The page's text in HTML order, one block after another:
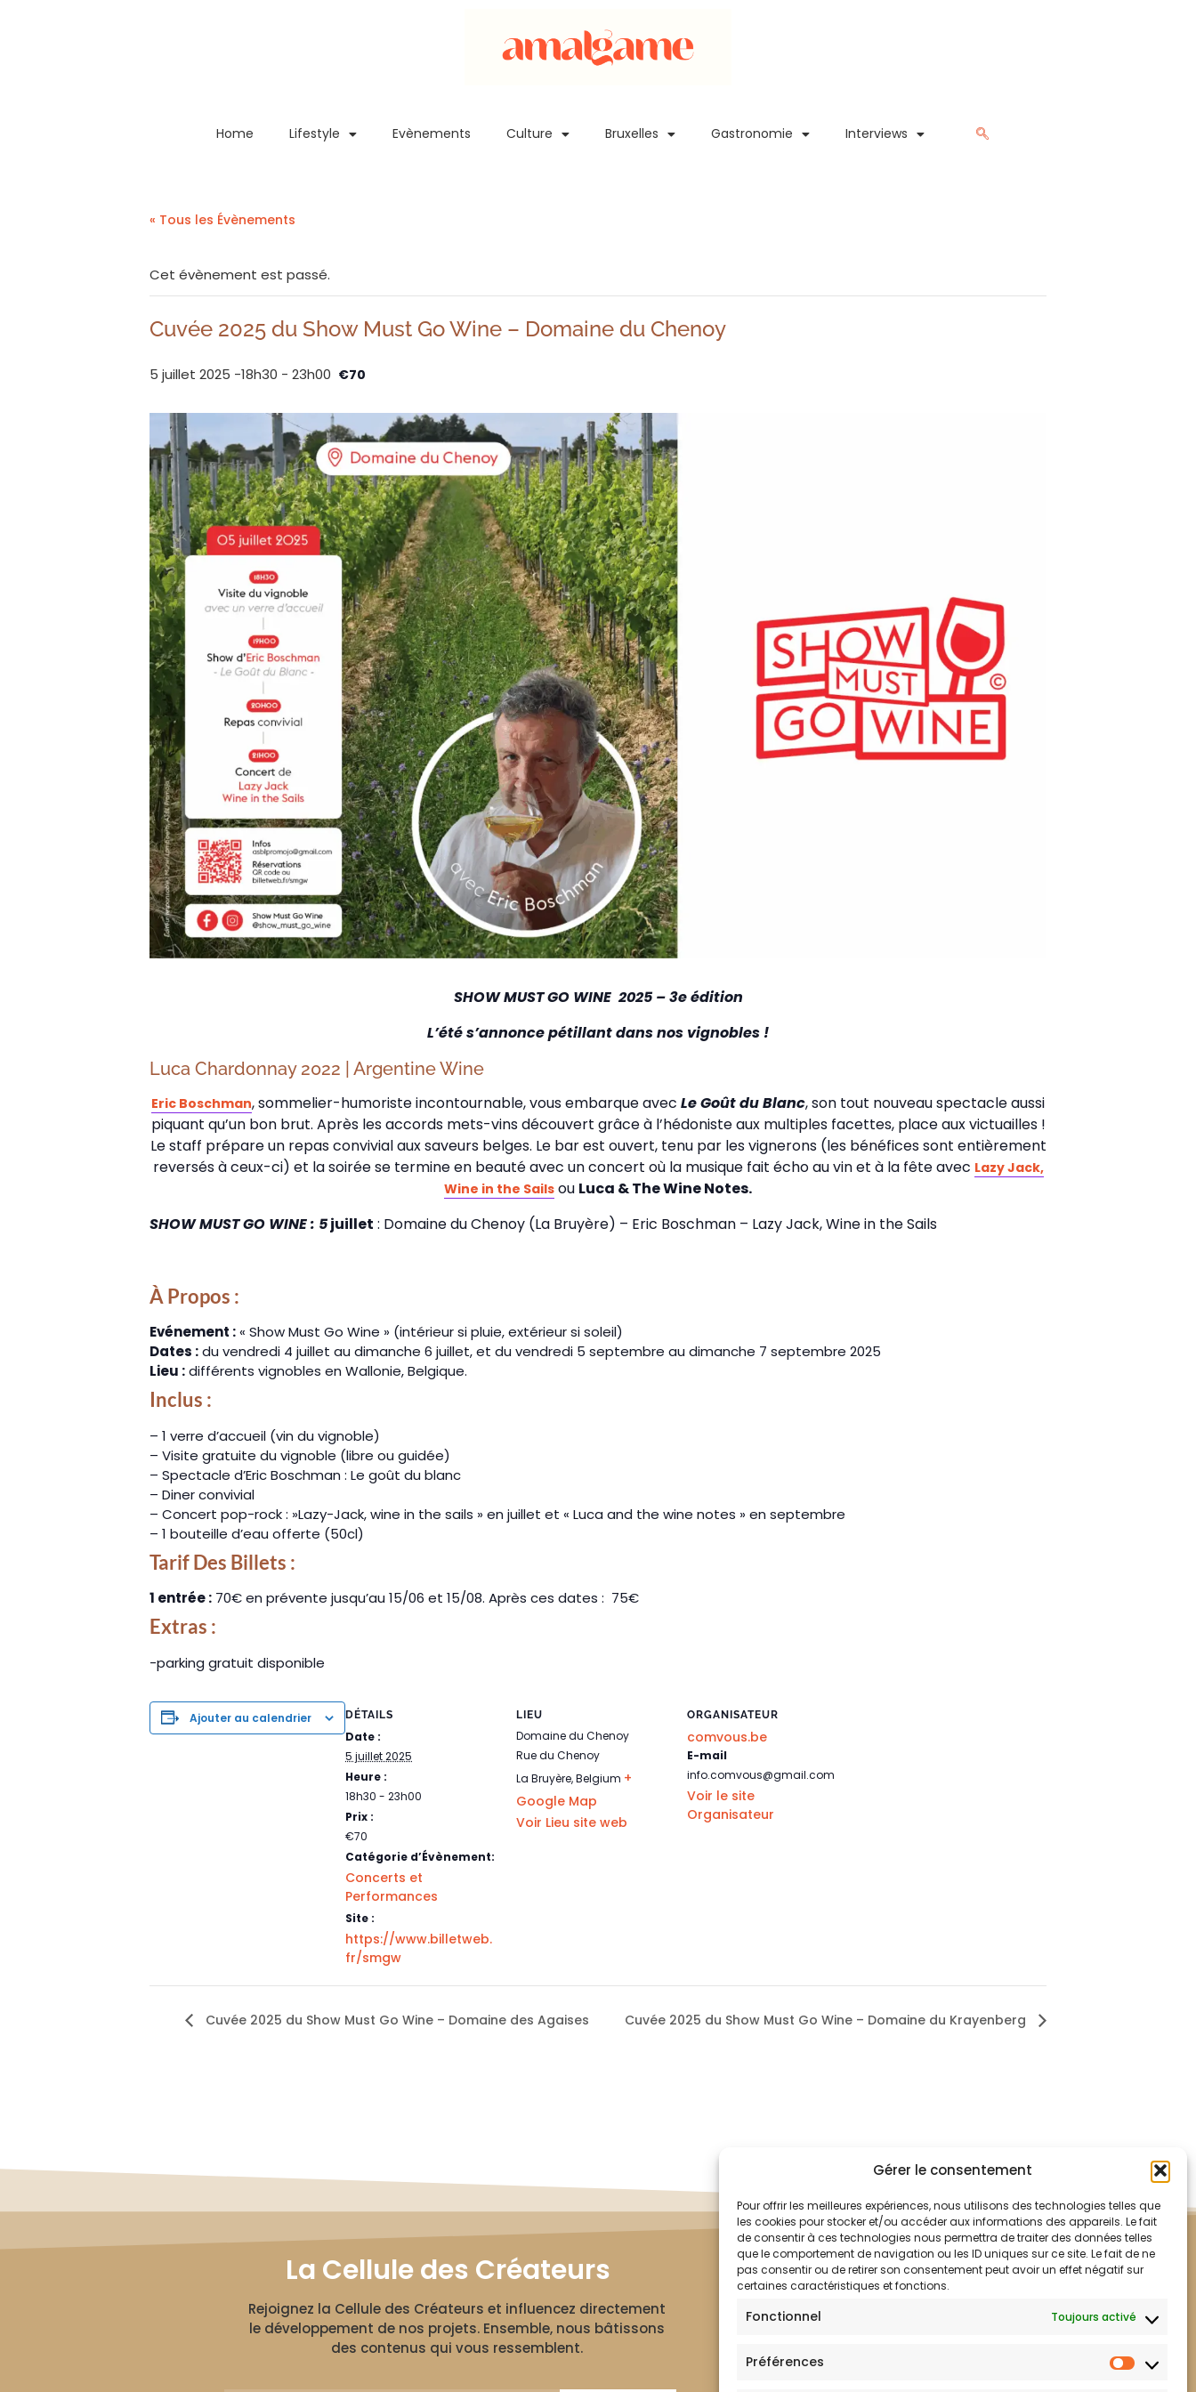
Gérer le consentement
Pour offrir les meilleures expériences, nous utilisons des technologies telles que
les cookies pour stocker et/ou accéder aux informations des appareils. Le fait
de consentir à ces technologies nous permettra de traiter des données telles
que le comportement de navigation ou les ID uniques sur ce site. Le fait de ne
pas consentir ou de retirer son consentement peut avoir un effet négatif sur
certaines caractéristiques et fonctions.
Fonctionnel Toujours activé
Préférences
Home Lifestyle Evènements Culture Bruxelles Gastronomie Interviews
« Tous les Évènements
Cet évènement est passé.
Cuvée 2025 du Show Must Go Wine – Domaine du Chenoy
5 juillet 2025 -18h30 - 23h00 €70
SHOW MUST GO WINE 2025 – 3e édition
L’été s’annonce pétillant dans nos vignobles !
Luca Chardonnay 2022 | Argentine Wine
Eric Boschman, sommelier-humoriste incontournable, vous embarque avec Le Goût du Blanc, son tout nouveau spectacle aussi
piquant qu’un bon brut. Après les accords mets-vins découvert grâce à l’hédoniste aux multiples facettes, place aux victuailles !
Le staff prépare un repas convivial aux saveurs belges. Le bar est ouvert, tenu par les vignerons (les bénéfices sont entièrement
reversés à ceux-ci) et la soirée se termine en beauté avec un concert où la musique fait écho au vin et à la fête avec Lazy Jack,
Wine in the Sails ou Luca & The Wine Notes.
SHOW MUST GO WINE : 5juillet : Domaine du Chenoy (La Bruyère) – Eric Boschman – Lazy Jack, Wine in the Sails
À Propos :
Evénement :« Show Must Go Wine » (intérieur si pluie, extérieur si soleil)
Dates :du vendredi 4 juillet au dimanche 6 juillet, et du vendredi 5 septembre au dimanche 7 septembre 2025
Lieu :différents vignobles en Wallonie, Belgique.
Inclus :
– 1 verre d’accueil (vin du vignoble)
– Visite gratuite du vignoble (libre ou guidée)
– Spectacle d’Eric Boschman : Le goût du blanc
– Diner convivial
– Concert pop-rock : »Lazy-Jack, wine in the sails » en juillet et « Luca and the wine notes » en septembre
– 1 bouteille d’eau offerte (50cl)
Tarif Des Billets :
1 entrée : 70€ en prévente jusqu’au 15/06 et 15/08. Après ces dates : 75€
Extras :
-parking gratuit disponible
Ajouter au calendrier DÉTAILS
Date :
5 juillet 2025
Heure :
18h30 - 23h00
Prix :
€70
Catégorie d’Évènement:
Concerts et
Performances
Site :
https://www.billetweb.
fr/smgw
LIEU
Domaine du Chenoy
Rue du Chenoy
La Bruyère,Belgium +
Google Map
Voir Lieu site web
ORGANISATEUR
comvous.be
E-mail
info.comvous@gmail.com
Voir le site
Organisateur
Cuvée 2025 du Show Must Go Wine – Domaine des Agaises Cuvée 2025 du Show Must Go Wine – Domaine du Krayenberg
La Cellule des Créateurs
Rejoignez la Cellule des Créateurs et influencez directement
le développement de nos projets. Ensemble, nous bâtissons
des contenus qui vous ressemblent.